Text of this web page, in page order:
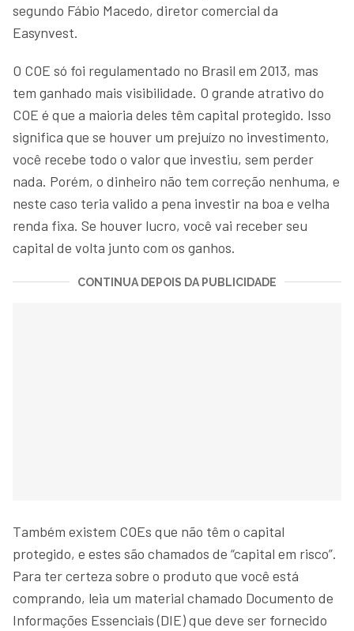
segundo Fábio Macedo, diretor comercial da
Easynvest.
O COE só foi regulamentado no Brasil em 2013, mas
tem ganhado mais visibilidade. O grande atrativo do
COE é que a maioria deles têm capital protegido. Isso
significa que se houver um prejuízo no investimento,
você recebe todo o valor que investiu, sem perder
nada. Porém, o dinheiro não tem correção nenhuma, e
neste caso teria valido a pena investir na boa e velha
renda fixa. Se houver lucro, você vai receber seu
capital de volta junto com os ganhos.
CONTINUA DEPOIS DA PUBLICIDADE
Também existem COEs que não têm o capital
protegido, e estes são chamados de “capital em risco”.
Para ter certeza sobre o produto que você está
comprando, leia um material chamado Documento de
Informações Essenciais (DIE) que deve ser fornecido